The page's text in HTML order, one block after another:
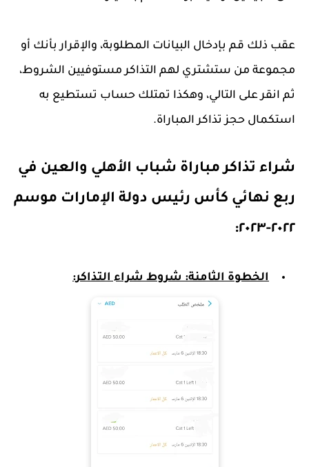
عقب ذلك قم بإدخال البيانات المطلوبة، والإقرار بأنك أو
مجموعة من ستشتري لهم التذاكر مستوفيين الشروط،
ثم انقر على التالي، وهكذا تمتلك حساب تستطيع به
استكمال حجز تذاكر المباراة.
شراء تذاكر مباراة شباب الأهلي والعين في
ربع نهائي كأس رئيس دولة الإمارات موسم
٢٠٢٢-٢٠٢٣:
الخطوة الثامنة: شروط شراء التذاكر: